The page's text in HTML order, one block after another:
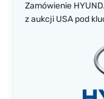
Zamówienie
z aukcji USA pod